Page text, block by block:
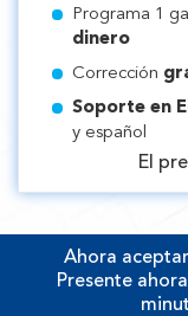
Programa 1
dinero
Corrección
Soporte en
y español
El
Ahora
Presente